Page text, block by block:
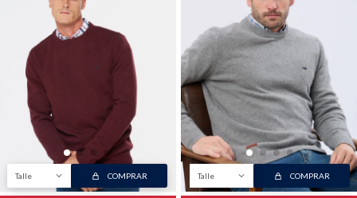
Talle COMPRAR Talle COMPRAR